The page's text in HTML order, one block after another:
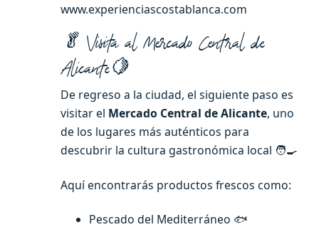
www.experienciascostablanca.com
🥬 Visita al Mercado Central de
Alicante🍋
De regreso a la ciudad, el siguiente paso es
visitar el Mercado Central de Alicante, uno
de los lugares más auténticos para
descubrir la cultura gastronómica local 🧑‍🍳
Aquí encontrarás productos frescos como:
Pescado del Mediterráneo 🐟